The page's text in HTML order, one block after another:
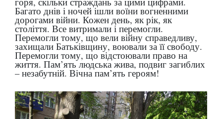
Багато днів і ночей ішли воїни вогненними
дорогами війни. Кожен день, як рік, як
століття. Все витримали і перемогли.
Перемогли тому, що вели війну справедливу,
захищали Батьківщину, воювали за її свободу.
Перемогли тому, що відстоювали право на
життя. Пам’ять людська жива, подвиг загиблих
– незабутній. Вічна пам’ять героям!